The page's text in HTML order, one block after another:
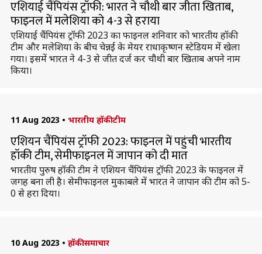
एशियाई चैंपियंस ट्रॉफी: भारत ने चौथी बार जीता खिताब,
फाइनल में मलेशिया को 4-3 से हराया
एशियाई चैंपियंस ट्रॉफी 2023 का फाइनल शनिवार को भारतीय हॉकी
टीम और मलेशिया के बीच चेन्नई के मेयर राधाकृष्णन स्टेडियम में खेला
गया। इसमें भारत ने 4-3 से जीत दर्ज कर चौथी बार खिताब अपने नाम
किया।
11 Aug 2023 • भारतीय हॉकी टीम
एशियन चैंपियंस ट्रॉफी 2023: फाइनल में पहुंची भारतीय
हॉकी टीम, सेमीफाइनल में जापान को दी मात
भारतीय पुरुष हॉकी टीम ने एशियन चैंपियंस ट्रॉफी 2023 के फाइनल में
जगह बना ली है। सेमीफाइनल मुकाबले में भारत ने जापान की टीम को 5-
0 से हरा दिया।
10 Aug 2023 • हॉकी समाचार